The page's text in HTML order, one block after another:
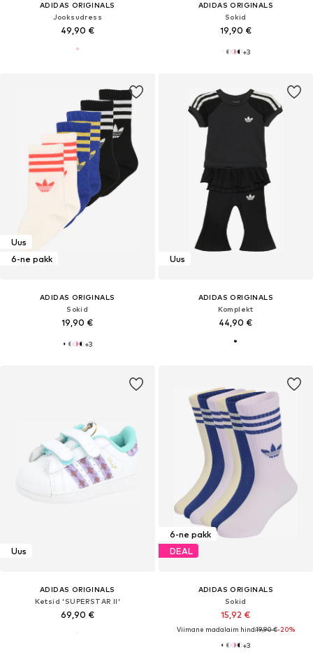
ADIDAS ORIGINALS
Jooksudress
49,90 €
ADIDAS ORIGINALS
Sokid
19,90 €
+3
Uus
6-ne pakk
ADIDAS ORIGINALS
Sokid
19,90 €
+3
Uus
ADIDAS ORIGINALS
Komplekt
44,90 €
Uus
ADIDAS ORIGINALS
Ketsid 'SUPERSTAR II'
69,90 €
6-ne pakk
DEAL
ADIDAS ORIGINALS
Sokid
15,92 €
Viimane madalaim hind:19,90 €-20%
+3